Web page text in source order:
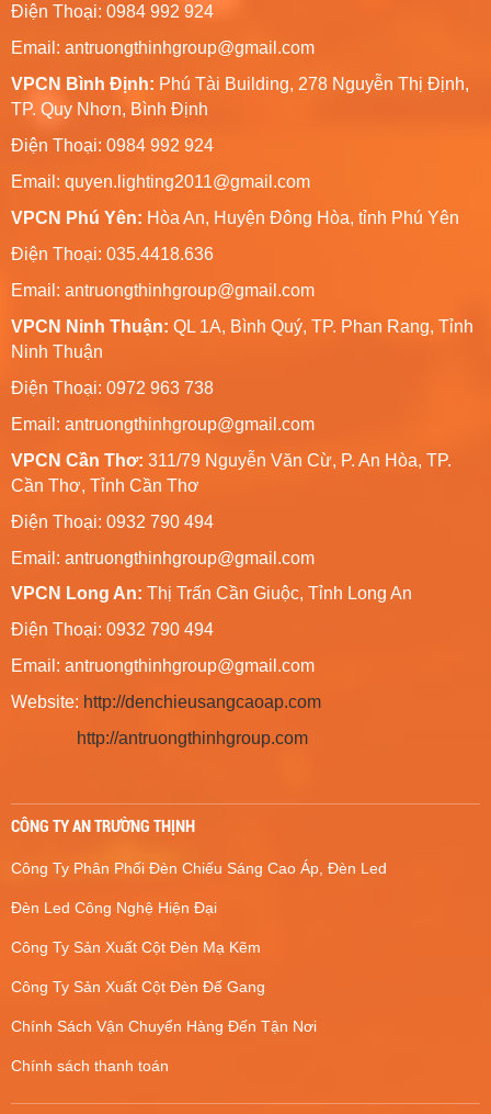
Điện Thoại: 0984 992 924
Email: antruongthinhgroup@gmail.com
VPCN Bình Định: Phú Tài Building, 278 Nguyễn Thị Định,
TP. Quy Nhơn, Bình Định
Điện Thoại: 0984 992 924
Email: quyen.lighting2011@gmail.com
VPCN Phú Yên: Hòa An, Huyện Đông Hòa, tỉnh Phú Yên
Điện Thoại: 035.4418.636
Email: antruongthinhgroup@gmail.com
VPCN Ninh Thuận: QL 1A, Bình Quý, TP. Phan Rang, Tỉnh
Ninh Thuận
Điện Thoại: 0972 963 738
Email: antruongthinhgroup@gmail.com
VPCN Cần Thơ: 311/79 Nguyễn Văn Cừ, P. An Hòa, TP.
Cần Thơ, Tỉnh Cần Thơ
Điện Thoại: 0932 790 494
Email: antruongthinhgroup@gmail.com
VPCN Long An: Thị Trấn Cần Giuộc, Tỉnh Long An
Điện Thoại: 0932 790 494
Email: antruongthinhgroup@gmail.com
Website: http://denchieusangcaoap.com
http://antruongthinhgroup.com
CÔNG TY AN TRƯỜNG THỊNH
Công Ty Phân Phối Đèn Chiếu Sáng Cao Áp, Đèn Led
Đèn Led Công Nghệ Hiện Đại
Công Ty Sản Xuất Cột Đèn Mạ Kẽm
Công Ty Sản Xuất Cột Đèn Đế Gang
Chính Sách Vận Chuyển Hàng Đến Tận Nơi
Chính sách thanh toán